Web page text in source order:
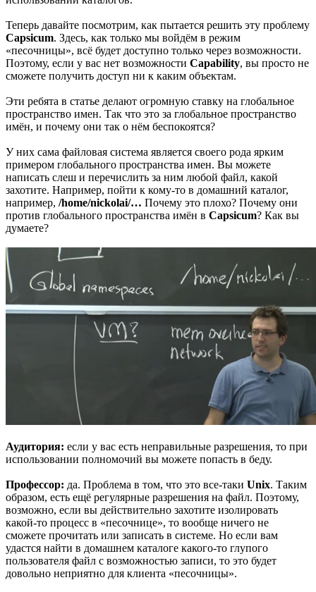
Теперь давайте посмотрим, как пытается решить эту проблему
Capsicum. Здесь, как только мы войдём в режим
«песочницы», всё будет доступно только через возможности.
Поэтому, если у вас нет возможности Capability, вы просто не
cможете получить доступ ни к каким объектам.
Эти ребята в статье делают огромную ставку на глобальное
пространство имен. Так что это за глобальное пространство
имён, и почему они так о нём беспокоятся?
У них сама файловая система является своего рода ярким
примером глобального пространства имен. Вы можете
написать слеш и перечислить за ним любой файл, какой
захотите. Например, пойти к кому-то в домашний каталог,
например, /home/nickolai/… Почему это плохо? Почему они
против глобального пространства имён в Capsicum? Как вы
думаете?
Аудитория: если у вас есть неправильные разрешения, то при
использовании полномочий вы можете попасть в беду.
Профессор: да. Проблема в том, что это все-таки Unix. Таким
образом, есть ещё регулярные разрешения на файл. Поэтому,
возможно, если вы действительно захотите изолировать
какой-то процесс в «песочнице», то вообще ничего не
сможете прочитать или записать в системе. Но если вам
удастся найти в домашнем каталоге какого-то глупого
пользователя файл с возможностью записи, то это будет
довольно неприятно для клиента «песочницы».